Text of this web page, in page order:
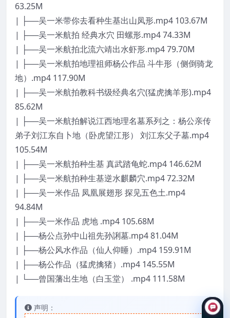
63.25M
| ├──吴一米带你去看种生基出山凤形.mp4 103.67M
| ├──吴一米航拍 经典水穴 田螺形.mp4 74.33M
| ├──吴一米航拍北流六靖出水虾形.mp4 79.70M
| ├──吴一米航拍地理祖师杨公作品 斗牛形（侧倒骑龙
地）.mp4 117.90M
| ├──吴一米航拍教科书级经典名穴(猛虎擒羊形).mp4
85.62M
| ├──吴一米航拍解说江西地理名墓系列之：杨公亲传
弟子刘江东自卜地（卧虎望江形） 刘江东父子墓.mp4
105.54M
| ├──吴一米航拍种生基 真武踏龟蛇.mp4 146.62M
| ├──吴一米航拍种生基逆水麒麟穴.mp4 72.32M
| ├──吴一米作品 凤凰展翅形 探见五色土.mp4
94.84M
| ├──吴一米作品 虎地 .mp4 105.68M
| ├──杨公点孙中山祖先孙誗墓.mp4 81.04M
| ├──杨公风水作品（仙人仰睡）.mp4 159.91M
| ├──杨公作品（猛虎擒猪）.mp4 145.55M
| └──曾国藩出生地（白玉堂） .mp4 111.58M
声明：